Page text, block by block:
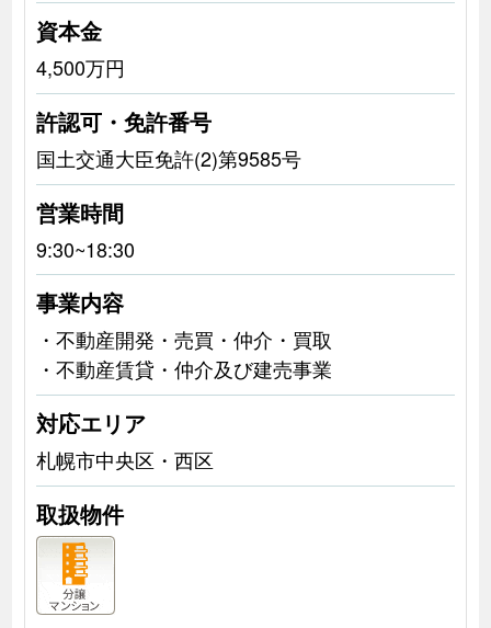
資本金
4,500万円
許認可・免許番号
国土交通大臣免許(2)第9585号
営業時間
9:30~18:30
事業内容
・不動産開発・売買・仲介・買取
・不動産賃貸・仲介及び建売事業
対応エリア
札幌市中央区・西区
取扱物件